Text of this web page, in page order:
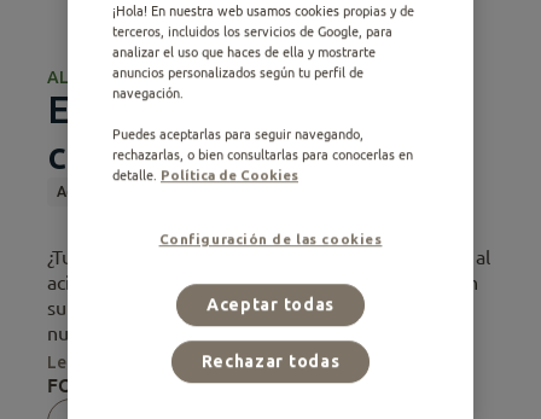
ALIMENTO SECO
Esterilizado Bolas de pelo
con Pavo
Adulto
¿Tu gato tiende a formar bolas de pelo? Los gatos, al
acicalarse, ingieren pelo que puede acumularse en
su tracto digestivo y causarles molestias. Por eso,
nuestros veter...
Leer más
FORMATOS DISPONIBLES:
¡Hola! En nuestra web usamos cookies propias y de
terceros, incluidos los servicios de Google, para
analizar el uso que haces de ella y mostrarte
anuncios personalizados según tu perfil de
navegación.
Puedes aceptarlas para seguir navegando,
rechazarlas, o bien consultarlas para conocerlas en
detalle. Política de Cookies
Configuración de las cookies
Rechazar todas
Aceptar todas